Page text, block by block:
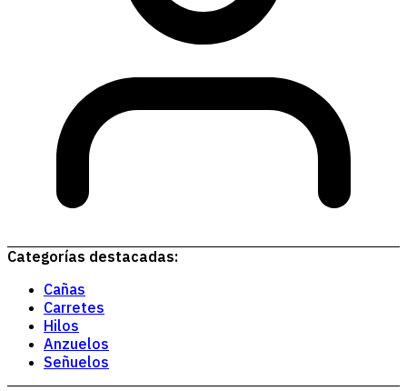
Categorías destacadas:
Cañas
Carretes
Hilos
Anzuelos
Señuelos